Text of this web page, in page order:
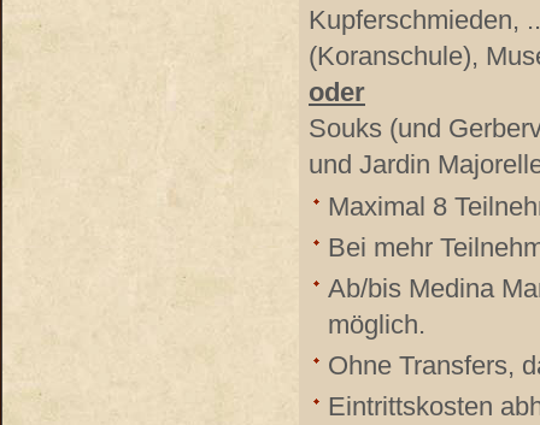
Kupferschmieden,
(Koranschule),
oder
Souks (und
und Jardin
Maximal 8
Bei mehr
Ab/bis Medina
möglich.
Ohne Transfers,
Eintrittskosten